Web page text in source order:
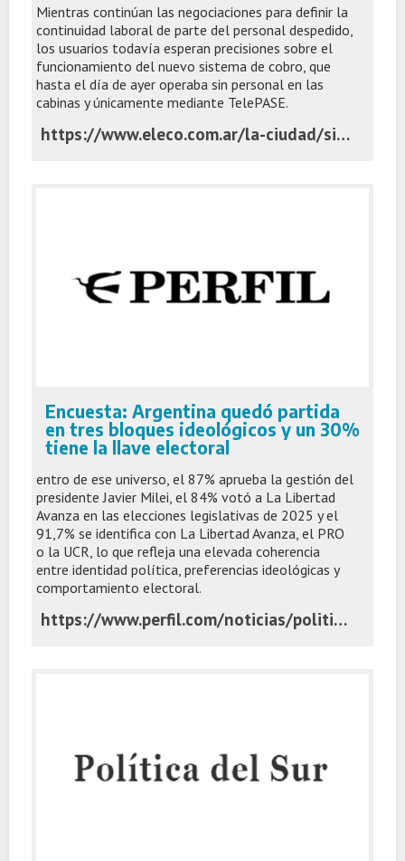
Mientras continúan las negociaciones para definir la
continuidad laboral de parte del personal despedido,
los usuarios todavía esperan precisiones sobre el
funcionamiento del nuevo sistema de cobro, que
hasta el día de ayer operaba sin personal en las
cabinas y únicamente mediante TelePASE.
https://www.eleco.com.ar/la-ciudad/sin-personal-en-las-cabinas-hay-incertidumbre-entre-los-trabajadores-y-usuarios-del-peaje-la-vasconia
Encuesta: Argentina quedó partida
en tres bloques ideológicos y un 30%
tiene la llave electoral
entro de ese universo, el 87% aprueba la gestión del
presidente Javier Milei, el 84% votó a La Libertad
Avanza en las elecciones legislativas de 2025 y el
91,7% se identifica con La Libertad Avanza, el PRO
o la UCR, lo que refleja una elevada coherencia
entre identidad política, preferencias ideológicas y
comportamiento electoral.
https://www.perfil.com/noticias/politica/encuesta-la-argentina-quedo-partida-en-tres-bloques-ideologicos-y-un-30-tiene-la-llave-electoral.phtml